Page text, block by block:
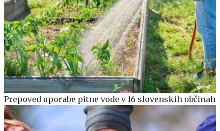
Prepoved uporabe pitne vode v 16 slovenskih občinah